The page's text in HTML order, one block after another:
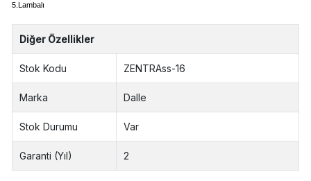
5.Lambalı
Diğer Özellikler
Stok Kodu ZENTRAss-16
Marka Dalle
Stok Durumu Var
Garanti (Yıl) 2